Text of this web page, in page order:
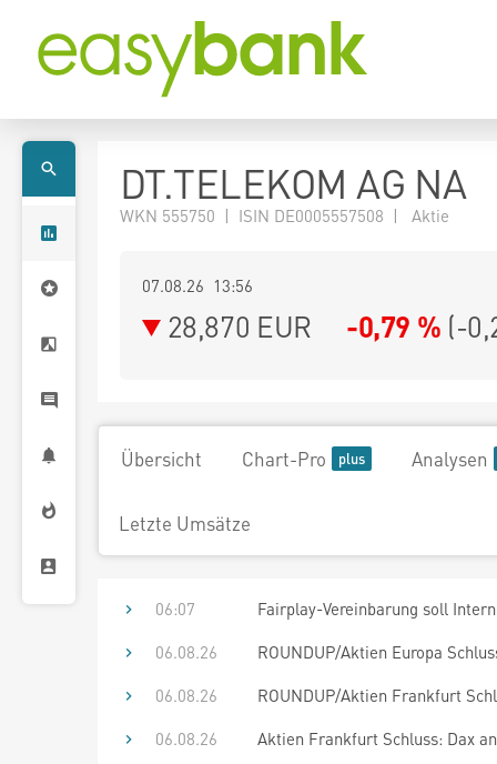
DT.TELEKOM AG NA
WKN 555750 | ISIN DE0005557508 | Aktie
07.08.26 13:56
28,870 EUR -0,79 % (-
Übersicht Chart-Pro Analysen
Letzte Umsätze
06:07
Fairplay-Vereinbarung soll
06.08.26
ROUNDUP/Aktien Europa
06.08.26
ROUNDUP/Aktien Frankfurt
06.08.26
Aktien Frankfurt Schluss: Dax